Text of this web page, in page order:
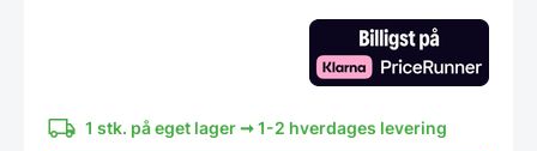
antal1 stk. på eget lager ➞ 1-2 hverdages levering